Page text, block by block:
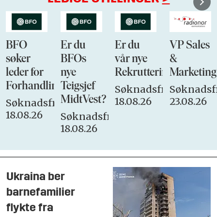
BFO
søker
leder for
Forhandlingsutvalget
Søknadsfrist:
18.08.26
Er du
BFOs
nye
Teigsjef
MidtVest?
Søknadsfrist:
18.08.26
Er du
vår nye
Søknadsfrist:
18.08.26
VP Sales
&
Marketing
23.08.26
Ukraina ber
barnefamilier
flykte fra